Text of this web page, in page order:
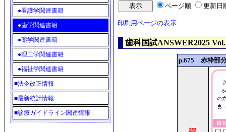
●看護学関連書籍
●歯学関連書籍
●薬学関連書籍
●理工学関連書籍
●福祉学関連書籍
■法令改正情報
■最新統計情報
■診療ガイドライン関連情報
ページ順 更新日
印刷用ページの表示
歯科国試ANSWER2025
p.675 赤枠部